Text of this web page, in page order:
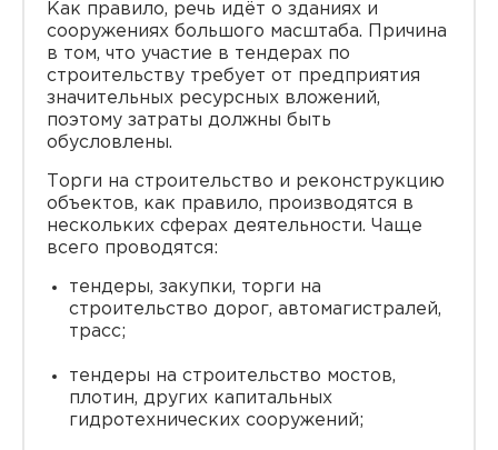
Как правило, речь идёт о зданиях и
сооружениях большого масштаба. Причина
в том, что участие в тендерах по
строительству требует от предприятия
значительных ресурсных вложений,
поэтому затраты должны быть
обусловлены.
Торги на строительство и реконструкцию
объектов, как правило, производятся в
нескольких сферах деятельности. Чаще
всего проводятся:
тендеры, закупки, торги на
строительство дорог, автомагистралей,
трасс;
тендеры на строительство мостов,
плотин, других капитальных
гидротехнических сооружений;